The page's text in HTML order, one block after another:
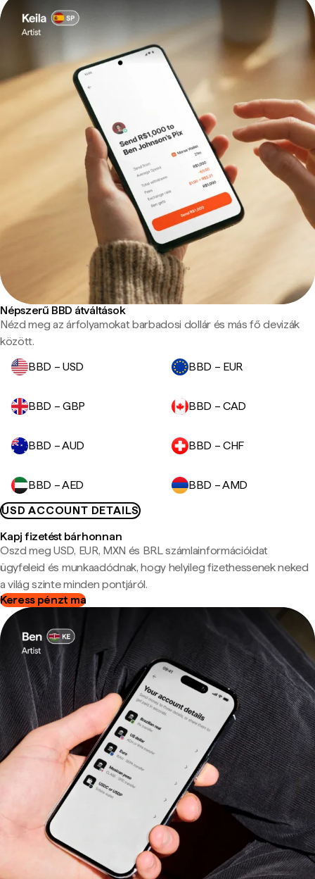
Népszerű BBD átváltások
Nézd meg az árfolyamokat barbadosi dollár és más fő devizák
között.
BBD – USD
BBD – EUR
BBD – GBP BBD – CAD
BBD – AUD BBD – CHF
BBD – AED
BBD – AMD
USD ACCOUNT DETAILS
Kapj fizetést bárhonnan
Oszd meg USD, EUR, MXN és BRL számlainformációidat
ügyfeleid és munkaadódnak, hogy helyileg fizethessenek neked
a világ szinte minden pontjáról.
Keress pénzt ma